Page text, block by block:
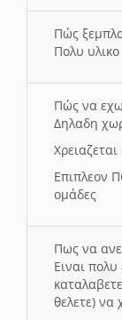
Πώς
Πολυ
Πώς να
Δηλαδη
Επιπλεον
ομάδες
Πως να
Ειναι
θελετε) να